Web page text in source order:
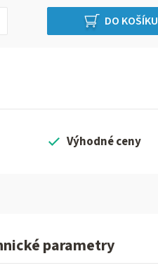
DO KOŠÍKU
Výhodné ceny
parametry